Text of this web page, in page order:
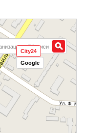
City24
Google